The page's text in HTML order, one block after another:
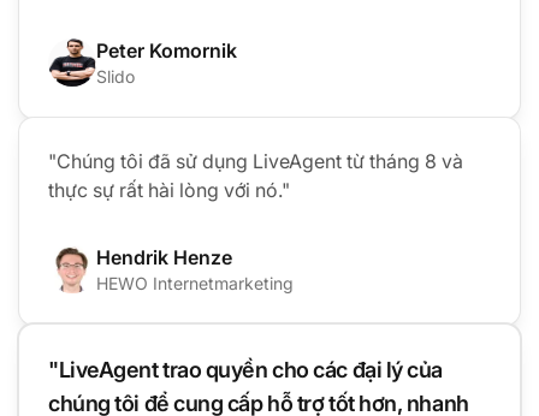
Peter Komornik
Slido
"Chúng tôi đã sử dụng LiveAgent từ tháng 8 và
thực sự rất hài lòng với nó."
Hendrik Henze
HEWO Internetmarketing
"LiveAgent trao quyền cho các đại lý của
chúng tôi để cung cấp hỗ trợ tốt hơn, nhanh